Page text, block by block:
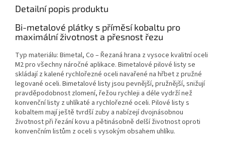
Detailní popis produktu
Bi-metalové plátky s příměsí kobaltu pro
maximální životnost a přesnost řezu
Typ materiálu: Bimetal, Co – Řezaná hrana z vysoce kvalitní oceli
M2 pro všechny náročné aplikace. Bimetalové pilové listy se
skládají z kalené rychlořezné oceli navařené na hřbet z pružné
legované oceli. Bimetalové listy jsou pevnější, pružnější, snižují
pravděpodobnost zlomení, řežou rychleji a déle vydrží než
konvenční listy z uhlíkaté a rychlořezné oceli. Pilové listy s
kobaltem mají ještě tvrdší zuby a nabízejí dvojnásobnou
životnost při řezání kovu a pětinásobně delší životnost oproti
konvenčním listům z oceli s vysokým obsahem uhlíku.